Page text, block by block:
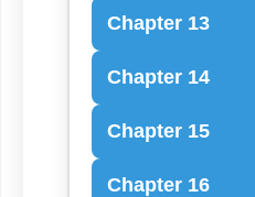
Chapter 13
Chapter 14
Chapter 15
Chapter 16